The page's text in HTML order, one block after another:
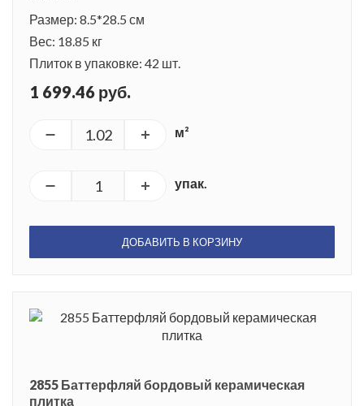
Размер: 8.5*28.5 см
Вес: 18.85 кг
Плиток в упаковке: 42 шт.
1 699.46 руб.
м²
упак.
ДОБАВИТЬ В КОРЗИНУ
2855 Баттерфляй бордовый керамическая
плитка